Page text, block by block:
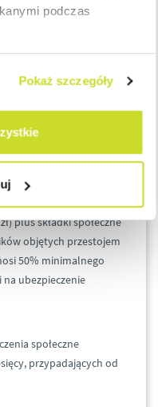
podczas
Pokaż szczegóły
pracowników
ok 15 tyś zł.
do
z poprzedniego
obowiązującego na
(czyli obecnie nie
plus składki społeczne
objętych przestojem
50% minimalnego
na ubezpieczenie
społeczne
przypadających od